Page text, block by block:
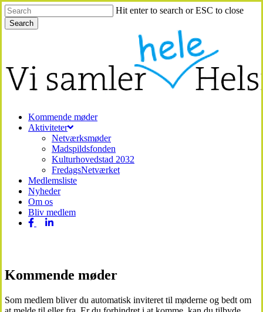
Skip
to
main
Hit enter to search or ESC to close
Search
Menu
Kommende møder
Aktiviteter
Netværksmøder
Madspildsfonden
Kulturhovedstad 2032
FredagsNetværket
Medlemsliste
Nyheder
Om os
Bliv medlem
facebooklinkedin
Kommende møder
Som medlem bliver du automatisk inviteret til møderne og bedt om